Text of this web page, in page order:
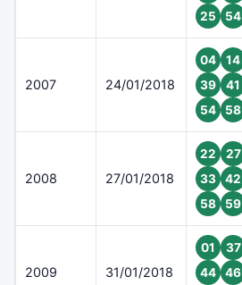
25
54
2007 24/01/2018
04
14
39
41
54
58
2008 27/01/2018
22
27
33
42
58
59
2009 31/01/2018
01
37
44
46